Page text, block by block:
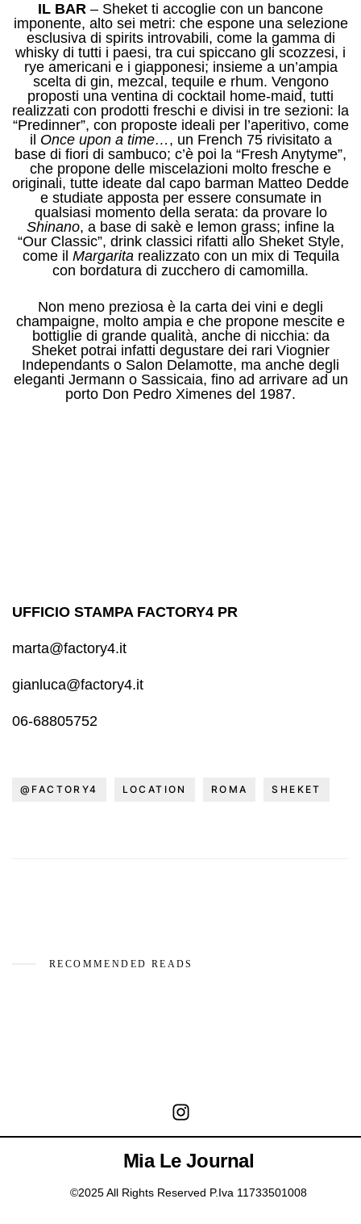
IL BAR – Sheket ti accoglie con un bancone
imponente, alto sei metri: che espone una selezione
esclusiva di spirits introvabili, come la gamma di
whisky di tutti i paesi, tra cui spiccano gli scozzesi, i
rye americani e i giapponesi; insieme a un’ampia
scelta di gin, mezcal, tequile e rhum. Vengono
proposti una ventina di cocktail home-maid, tutti
realizzati con prodotti freschi e divisi in tre sezioni: la
“Predinner”, con proposte ideali per l’aperitivo, come
il Once upon a time… , un French 75 rivisitato a
base di fiori di sambuco; c’è poi la “Fresh Anytyme”,
che propone delle miscelazioni molto fresche e
originali, tutte ideate dal capo barman Matteo Dedde
e studiate apposta per essere consumate in
qualsiasi momento della serata: da provare lo
Shinano, a base di sakè e lemon grass; infine la
“Our Classic”, drink classici rifatti allo Sheket Style,
come il Margaritarealizzato con un mix di Tequila
con bordatura di zucchero di camomilla.
Non meno preziosa è la carta dei vini e degli
champaigne, molto ampia e che propone mescite e
bottiglie di grande qualità, anche di nicchia: da
Sheket potrai infatti degustare dei rari Viognier
Independants o Salon Delamotte, ma anche degli
eleganti Jermann o Sassicaia, fino ad arrivare ad un
porto Don Pedro Ximenes del 1987.
UFFICIO STAMPA FACTORY4 PR
marta@factory4.it
gianluca@factory4.it
06-68805752
@FACTORY4 LOCATION ROMA SHEKET
RECOMMENDED READS
Mia Le Journal
©2025 All Rights Reserved P.Iva 11733501008